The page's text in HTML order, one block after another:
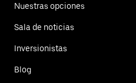
Nuestras opciones
Sala de noticias
Inversionistas
Blog